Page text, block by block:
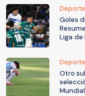
Goles
Liga
Otro